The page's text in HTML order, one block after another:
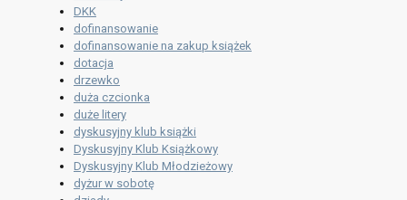
DKK
dofinansowanie
dofinansowanie na zakup książek
dotacja
drzewko
duża czcionka
duże litery
dyskusyjny klub książki
Dyskusyjny Klub Książkowy
Dyskusyjny Klub Młodzieżowy
dyżur w sobotę